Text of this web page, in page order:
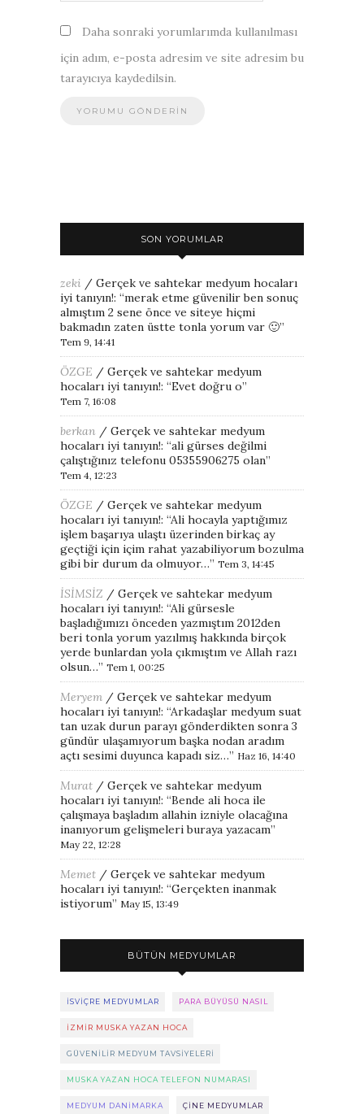
Daha sonraki yorumlarımda kullanılması
için adım, e-posta adresim ve site adresim bu
tarayıcıya kaydedilsin.
SON YORUMLAR
zeki / Gerçek ve sahtekar medyum hocaları
iyi tanıyın!: “merak etme güvenilir ben sonuç
almıştım 2 sene önce ve siteye hiçmi
bakmadın zaten üstte tonla yorum var 🙂”
Tem 9, 14:41
ÖZGE / Gerçek ve sahtekar medyum
hocaları iyi tanıyın!: “Evet doğru o”
Tem 7, 16:08
berkan / Gerçek ve sahtekar medyum
hocaları iyi tanıyın!: “ali gürses değilmi
çalıştığınız telefonu 05355906275 olan”
Tem 4, 12:23
ÖZGE / Gerçek ve sahtekar medyum
hocaları iyi tanıyın!: “Ali hocayla yaptığımız
işlem başarıya ulaştı üzerinden birkaç ay
geçtiği için içim rahat yazabiliyorum bozulma
gibi bir durum da olmuyor…” Tem 3, 14:45
İSİMSİZ / Gerçek ve sahtekar medyum
hocaları iyi tanıyın!: “Ali gürsesle
başladığımızı önceden yazmıştım 2012den
beri tonla yorum yazılmış hakkında birçok
yerde bunlardan yola çıkmıştım ve Allah razı
olsun…” Tem 1, 00:25
Meryem / Gerçek ve sahtekar medyum
hocaları iyi tanıyın!: “Arkadaşlar medyum suat
tan uzak durun parayı gönderdikten sonra 3
gündür ulaşamıyorum başka nodan aradım
açtı sesimi duyunca kapadı siz…” Haz 16, 14:40
Murat / Gerçek ve sahtekar medyum
hocaları iyi tanıyın!: “Bende ali hoca ile
çalışmaya başladım allahin izniyle olacağına
inanıyorum gelişmeleri buraya yazacam”
May 22, 12:28
Memet / Gerçek ve sahtekar medyum
hocaları iyi tanıyın!: “Gerçekten inanmak
istiyorum” May 15, 13:49
BÜTÜN MEDYUMLAR
ISVIÇRE MEDYUMLAR PARA BÜYÜSÜ NASIL
IZMIR MUSKA YAZAN HOCA
GÜVENILIR MEDYUM TAVSIYELERI
MUSKA YAZAN HOCA TELEFON NUMARASI
MEDYUM DANIMARKA ÇINE MEDYUMLAR